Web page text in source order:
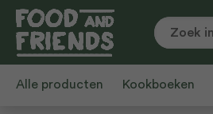
Alle producten Kookboeken